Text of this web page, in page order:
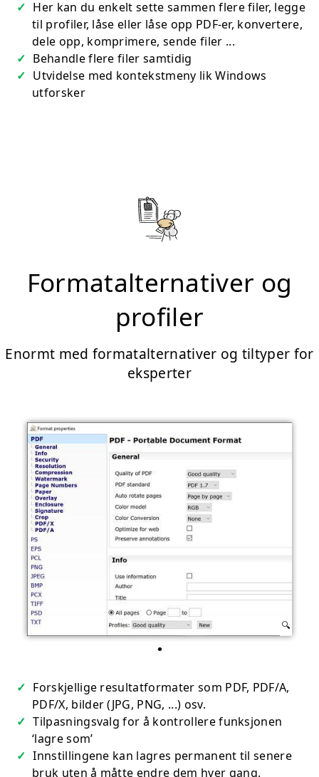
Her kan du enkelt sette sammen flere filer, legge
til profiler, låse eller låse opp PDF-er, konvertere,
dele opp, komprimere, sende filer ...
Behandle flere filer samtidig
Utvidelse med kontekstmeny lik Windows
utforsker
Formatalternativer og
profiler
Enormt med formatalternativer og tiltyper for
eksperter
Forskjellige resultatformater som PDF, PDF/A,
PDF/X, bilder (JPG, PNG, ...) osv.
Tilpasningsvalg for å kontrollere funksjonen
‘lagre som’
Innstillingene kan lagres permanent til senere
bruk uten å måtte endre dem hver gang.